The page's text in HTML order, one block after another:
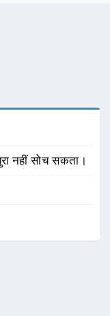
नहीं सोच सकता।